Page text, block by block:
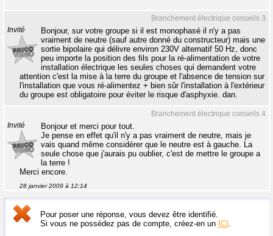
Branchement électrique conseils 3
Invité
Bonjour, sur votre groupe si il est monophasé il n'y a pas
vraiment de neutre (sauf autre donné du constructeur) mais une
sortie bipolaire qui délivre environ 230V alternatif 50 Hz, donc
peu importe la position des fils pour la ré-alimentation de votre
installation électrique les seules choses qui demandent votre
attention c'est la mise à la terre du groupe et l'absence de tension sur
l'installation que vous ré-alimentez + bien sûr l'installation à l'extérieur
du groupe est obligatoire pour éviter le risque d'asphyxie. dan.
Branchement électrique conseils 4
Invité
Bonjour et merci pour tout.
Je pense en effet qu'il n'y a pas vraiment de neutre, mais je
vais quand même considérer que le neutre est à gauche. La
seule chose que j'aurais pu oublier, c'est de mettre le groupe a
la terre !
Merci encore.
28 janvier 2009 à 12:14
Pour poser une réponse, vous devez être identifié.
Si vous ne possédez pas de compte, créez-en un ICI .